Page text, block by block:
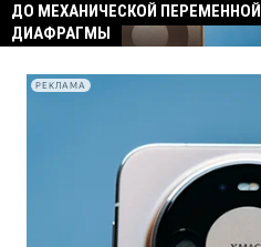
ДО МЕХАНИЧЕСКОЙ ПЕРЕМЕННОЙ
ДИАФРАГМЫ
РЕКЛАМА